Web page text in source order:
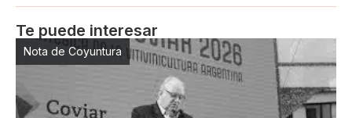
Te puede interesar
Nota de Coyuntura